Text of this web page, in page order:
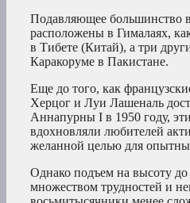
Подавляющее большинство
расположены в Гималаях,
в Тибете (Китай), а три
Каракоруме в Пакистане.
Еще до того, как
Херцог и Луи Лашеналь
Аннапурны I в 1950 году,
вдохновляли любителей
желанной целью для
Однако подъем на высоту
множеством трудностей и